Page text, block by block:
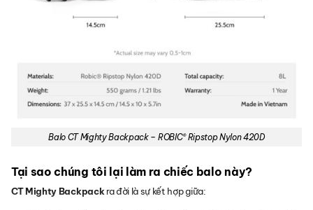
Balo CT Mighty Backpack – ROBIC® Ripstop Nylon 420D
Tại sao chúng tôi lại làm ra chiếc balo này?
CT Mighty Backpack ra đời là sự kết hợp giữa: